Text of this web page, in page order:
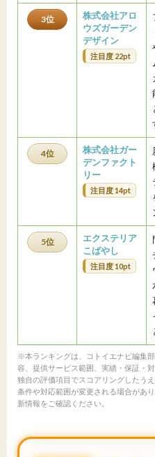
3位
株式会社アロ
ウズガーデン
デザイン
注目度 22pt
4位
株式会社ガー
デンファクト
リー
注目度 14pt
5位
エクステリア
こばやし
注目度 10pt
※本ランキングは、コトイエナビ編集
容、提供サービス範囲、実績・保証・
独自の評価項目でスコアリングしたう
条件や対応範囲が変更される場合があ
新情報をご確認ください。